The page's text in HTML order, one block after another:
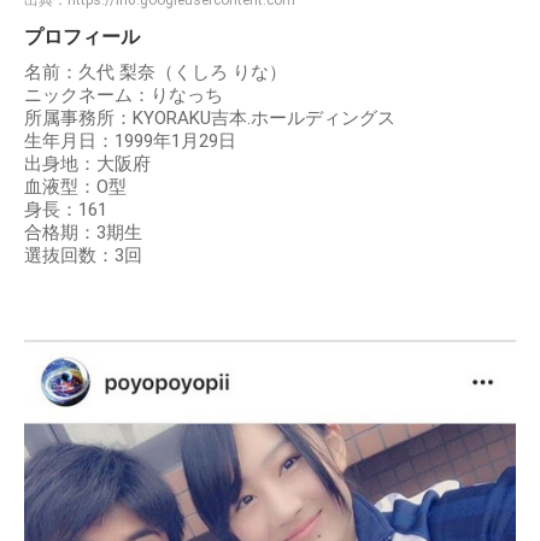
プロフィール
名前：久代 梨奈（くしろ りな）
ニックネーム：りなっち
所属事務所：KYORAKU吉本.ホールディングス
生年月日：1999年1月29日
出身地：大阪府
血液型：O型
身長：161
合格期：3期生
選抜回数：3回